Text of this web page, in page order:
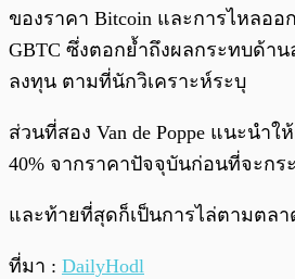
ของราคา Bitcoin และการไหลออ
GBTC ซึ่งตอกย้ำถึงผลกระทบด้า
ลงทุน ตามที่นักวิเคราะห์ระบุ
ส่วนที่สอง Van de Poppe แนะนำใ
40% จากราคาปัจจุบันก่อนที่จะกร
และท้ายที่สุดก็เป็นการไล่ตามตล
ที่มา : DailyHodl